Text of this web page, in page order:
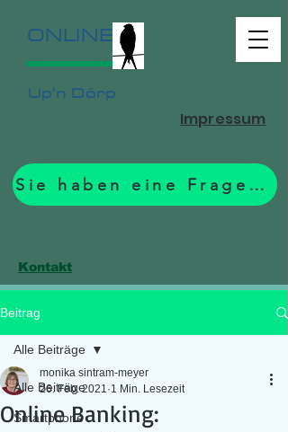
ONLINE
Up'n Dörp
Sie haben eine Frage? Zum Formular.
Impressum
Kontakt
Beitrag
Alle Beiträge
Smartphone
Alle Beiträge
Online Banking:
monika sintram-meyer
26. Feb. 2021 1 Min. Lesezeit